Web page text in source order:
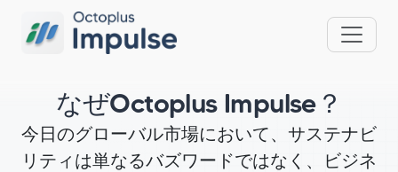
なぜOctoplus Impulse？
今日のグローバル市場において、サステナビ
リティは単なるバズワードではなく、ビジネ